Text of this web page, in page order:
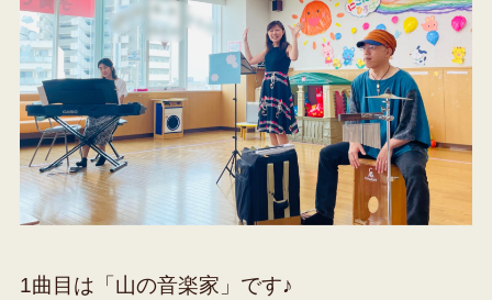
1曲目は「山の音楽家」です♪